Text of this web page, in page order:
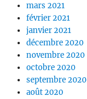
mars 2021
février 2021
janvier 2021
décembre 2020
novembre 2020
octobre 2020
septembre 2020
août 2020